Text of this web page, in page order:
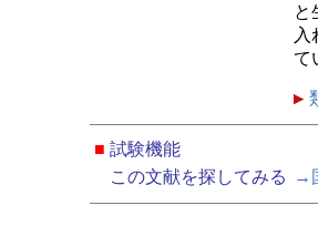
と
入
て
■ 試験機能
この文献を探してみる
→